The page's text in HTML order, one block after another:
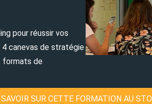
pour réussir vos
canevas de stratégie
formats de
SUR CETTE FORMATION AU